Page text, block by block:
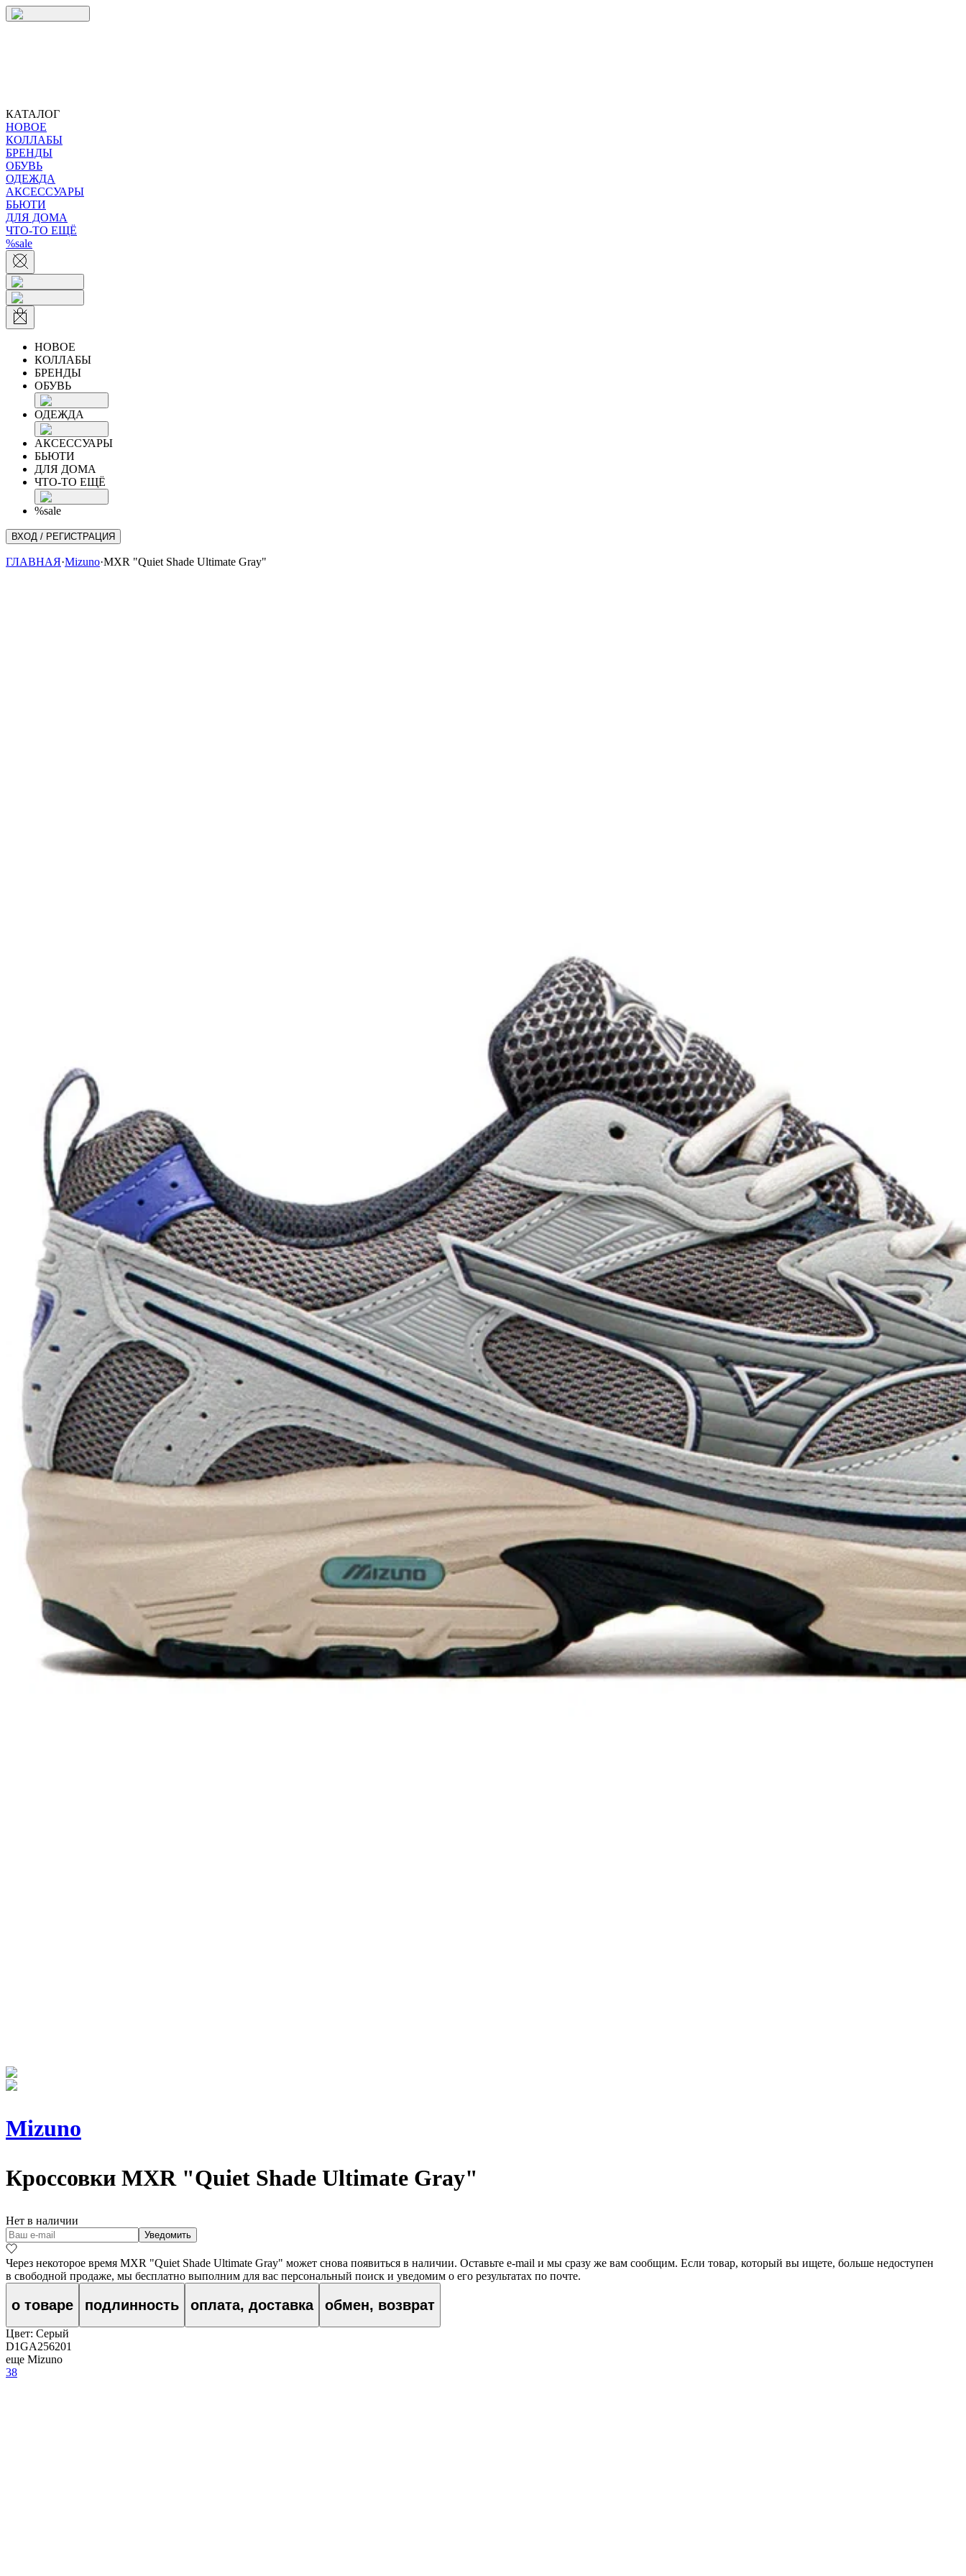
КАТАЛОГ
НОВОЕ
КОЛЛАБЫ
БРЕНДЫ
ОБУВЬ
ОДЕЖДА
АКСЕССУАРЫ
БЬЮТИ
ДЛЯ ДОМА
ЧТО-ТО ЕЩЁ
%sale
НОВОЕ
КОЛЛАБЫ
БРЕНДЫ
ОБУВЬ
ОДЕЖДА
АКСЕССУАРЫ
БЬЮТИ
ДЛЯ ДОМА
ЧТО-ТО ЕЩЁ
%sale
ВХОД / РЕГИСТРАЦИЯ
ГЛАВНАЯ·Mizuno·MXR "Quiet Shade Ultimate Gray"
Mizuno
Кроссовки MXR "Quiet Shade Ultimate Gray"
Нет в наличии
Уведомить
Через некоторое время MXR "Quiet Shade Ultimate Gray" может снова появиться в наличии. Оставьте e‑mail и мы сразу же вам сообщим. Если товар, который вы ищете, больше недоступен
в свободной продаже, мы бесплатно выполним для вас персональный поиск и уведомим о его результатах по почте.
о товаре подлинность оплата, доставка обмен, возврат
Цвет: Серый
D1GA256201
еще Mizuno
38